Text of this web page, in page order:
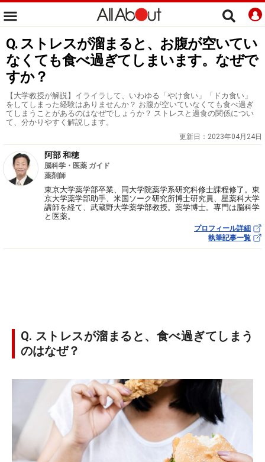
Q. ストレスが溜まると、お腹が空いてい
なくても食べ過ぎてしまいます。なぜで
すか？
【大学教授が解説】イライラして、いわゆる「やけ食い」「ドカ食い」
をしてしまった経験はありませんか？ お腹が空いていなくても食べ過ぎ
てしまうことがあるのはなぜでしょうか？ ストレスと過食の関係につい
て、分かりやすく解説します。
更新日： 2023年04月24日
阿部 和穂
脳科学・医薬 ガイド
薬剤師
東京大学薬学部卒業、同大学院薬学系研究科修士課程修了。東
京大学薬学部助手、米国ソーク研究所博士研究員、星薬科大学
講師を経て、武蔵野大学薬学部教授。薬学博士。専門は脳科学
と医薬。
プロフィール詳細
執筆記事一覧
Q. ストレスが溜まると、食べ過ぎてしまう
のはなぜ？